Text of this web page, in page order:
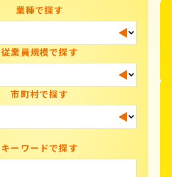
業種で探す
従業員規模で探す
市町村で探す
キーワードで探す